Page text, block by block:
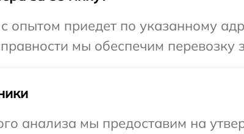
опытом приедет по указанному
мы обеспечим перевозку
анализа мы предоставим на